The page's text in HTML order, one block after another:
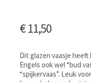
€11,50
Dit glazen vaasje
Engels ook wel “bud
“spijkervaas”. Leuk